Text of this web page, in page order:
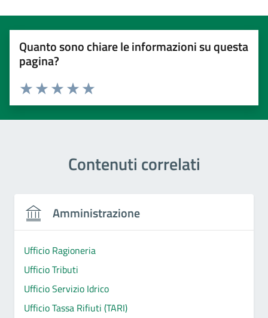
Quanto sono chiare le informazioni su questa
pagina?
Valuta 5 stelle su 5
Valuta 4 stelle su 5
Valuta 3 stelle su 5
Valuta 2 stelle su 5
Valuta 1 stelle su 5
Contenuti correlati
Amministrazione
Ufficio Ragioneria
Ufficio Tributi
Ufficio Servizio Idrico
Ufficio Tassa Rifiuti (TARI)